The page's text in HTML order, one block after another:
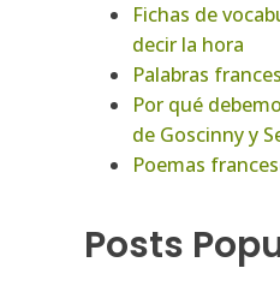
Fichas de
decir la hora
Palabras
Por qué
de Goscinny y
Poemas
Posts